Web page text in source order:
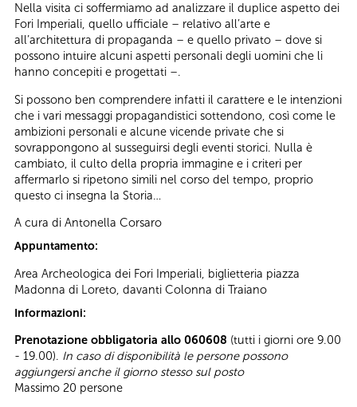
Nella visita ci soffermiamo ad analizzare il duplice aspetto dei
Fori Imperiali, quello ufficiale – relativo all’arte e
all’architettura di propaganda – e quello privato – dove si
possono intuire alcuni aspetti personali degli uomini che li
hanno concepiti e progettati –.
Si possono ben comprendere infatti il carattere e le intenzioni
che i vari messaggi propagandistici sottendono, così come le
ambizioni personali e alcune vicende private che si
sovrappongono al susseguirsi degli eventi storici. Nulla è
cambiato, il culto della propria immagine e i criteri per
affermarlo si ripetono simili nel corso del tempo, proprio
questo ci insegna la Storia…
A cura di Antonella Corsaro
Appuntamento:
Area Archeologica dei Fori Imperiali, biglietteria piazza
Madonna di Loreto, davanti Colonna di Traiano
Informazioni:
Prenotazione obbligatoria allo 060608 (tutti i giorni ore 9.00
- 19.00). In caso di disponibilità le persone possono
aggiungersi anche il giorno stesso sul posto
Massimo 20 persone